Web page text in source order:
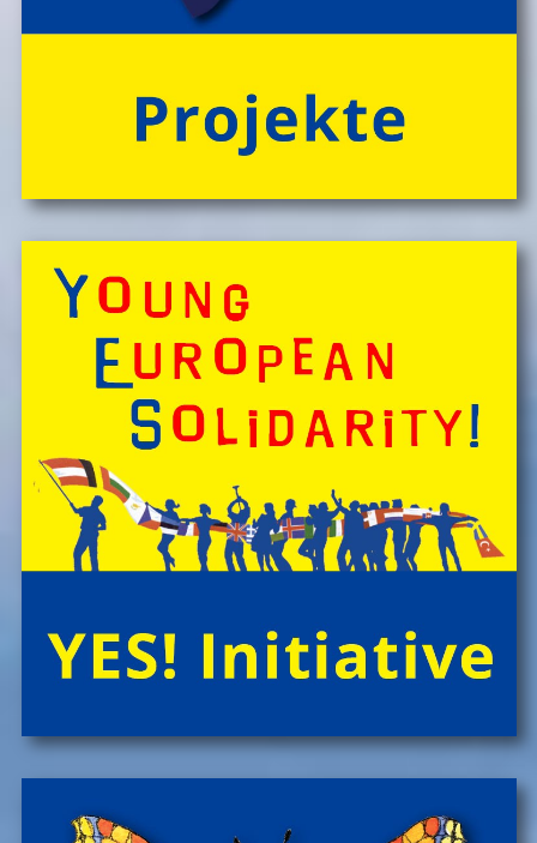
'CateringInsel' frisch zubereiteten, kĂśstlichen Bio-
Mahlzeiten!
Spontan anfragen,